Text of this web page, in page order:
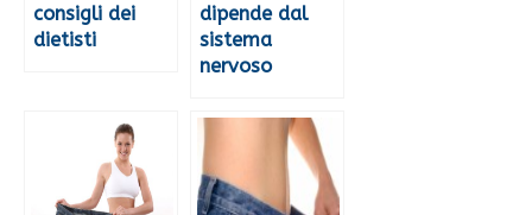
consigli dei
dietisti
dipende dal
sistema
nervoso